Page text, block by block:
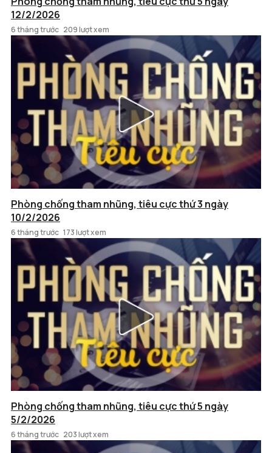
12/2/2026
6 tháng trước 209 lượt xem
Phòng chống tham nhũng, tiêu cực thứ 3 ngày
10/2/2026
6 tháng trước 173 lượt xem
Phòng chống tham nhũng, tiêu cực thứ 5 ngày
5/2/2026
6 tháng trước 203 lượt xem